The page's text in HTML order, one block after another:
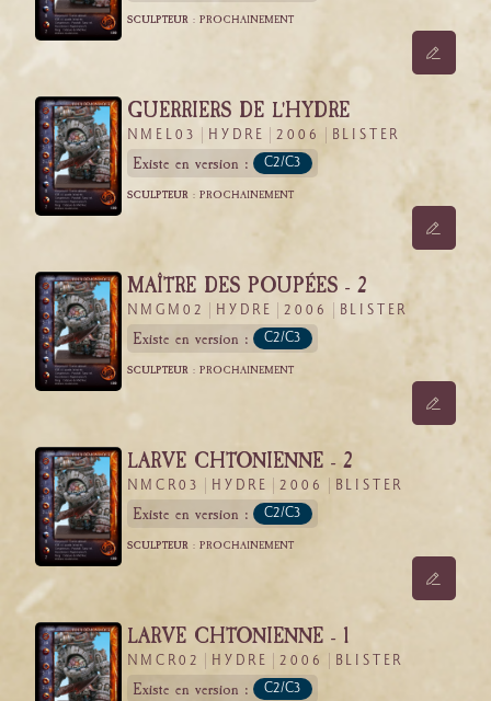
SCULPTEUR :PROCHAINEMENT
GUERRIERS DE L'HYDRE
NMEL03 HYDRE 2006 BLISTER
Existe en version : C2/C3
SCULPTEUR :PROCHAINEMENT
MAÎTRE DES POUPÉES - 2
NMGM02 HYDRE 2006 BLISTER
Existe en version : C2/C3
SCULPTEUR :PROCHAINEMENT
LARVE CHTONIENNE - 2
NMCR03 HYDRE 2006 BLISTER
Existe en version : C2/C3
SCULPTEUR :PROCHAINEMENT
LARVE CHTONIENNE - 1
NMCR02 HYDRE 2006 BLISTER
Existe en version : C2/C3